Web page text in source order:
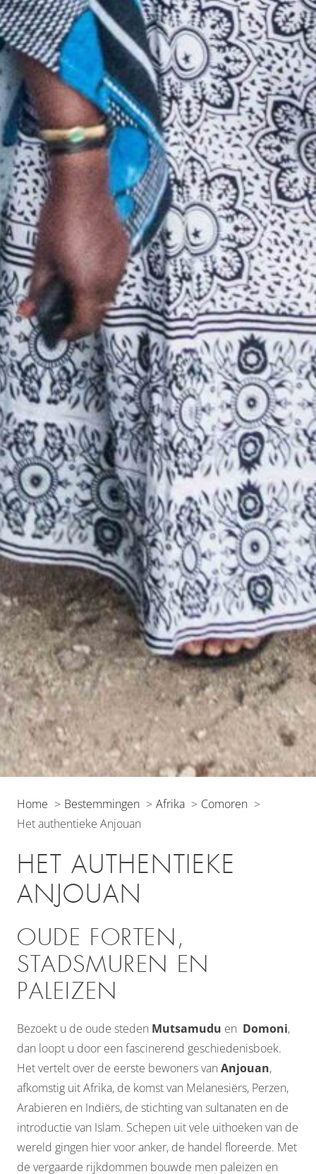
Home Bestemmingen Afrika
Comoren
Het authentieke Anjouan
HET AUTHENTIEKE
ANJOUAN
OUDE FORTEN,
STADSMUREN EN
PALEIZEN
Bezoekt u de oude steden Mutsamudu en Domoni,
dan loopt u door een fascinerend geschiedenisboek.
Het vertelt over de eerste bewoners van Anjouan,
afkomstig uit Afrika, de komst van Melanesiërs, Perzen,
Arabieren en Indiërs, de stichting van sultanaten en de
introductie van Islam. Schepen uit vele uithoeken van de
wereld gingen hier voor anker, de handel floreerde. Met
de vergaarde rijkdommen bouwde men paleizen en